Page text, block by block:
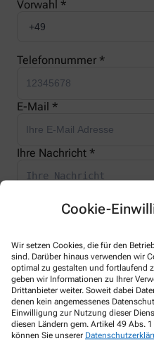
Cookie-
Wir setzen Cookies, die für den
sind. Darüber hinaus verwenden wir
optimal zu gestalten und fortlaufend
geben wir Informationen zu Ihrer
Drittanbieter weiter. Soweit dabei
denen kein angemessenes
Einwilligung zur Nutzung dieser
diesen Ländern gem. Artikel 49 Abs.
können Sie unserer
Vorwahl *
Telefonnummer *
E-Mail *
Ihre Nachricht *
* Bitte füllen Sie die Pflichtfelder aus
Ich erkläre mich damit
Daten elektronisch erfasst und
von mir ausgesuchte
der Verarbeitung ist Art. 6
jederzeit widerrufen werden,